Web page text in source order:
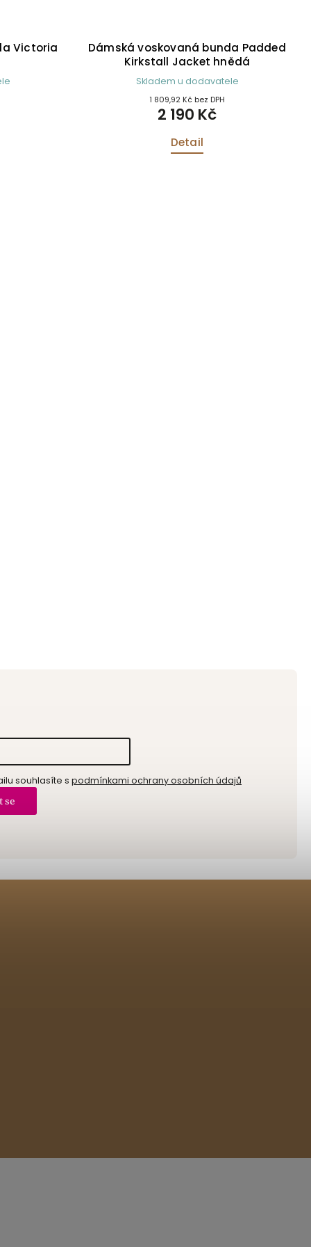
Victoria
Dámská voskovaná bunda Padded
Kirkstall Jacket hnědá
Skladem u dodavatele
1 809,92 Kč bez DPH
2 190 Kč
Detail
souhlasíte s podmínkami ochrany osobních údajů
se